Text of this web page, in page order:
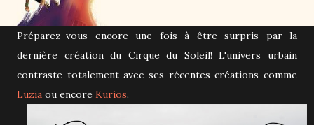
Préparez-vous encore une fois à être surpris par la
dernière création du Cirque du Soleil! L'univers urbain
contraste totalement avec ses récentes créations comme
Luzia ou encore Kurios.